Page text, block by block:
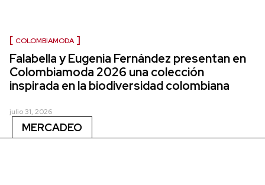
COLOMBIAMODA
Falabella y Eugenia Fernández presentan en
Colombiamoda 2026 una colección
inspirada en la biodiversidad colombiana
julio 31, 2026
MERCADEO